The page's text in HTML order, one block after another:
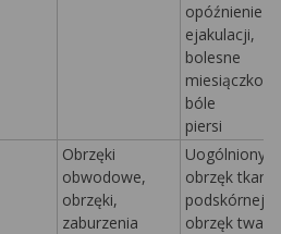
opóźnienie
ejakulacji,
bolesne
bóle
piersi
Obrzęki
obwodowe,
obrzęki,
zaburzenia
Uogólniony
obrzęk tkanki
podskórnej,
obrzęk